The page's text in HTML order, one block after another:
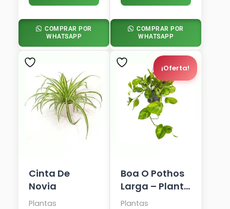
COMPRAR POR
WHATSAPP
COMPRAR POR
WHATSAPP
Cinta De
Novia
Plantas
¡Oferta!
Boa O Pothos
Larga – Planta
Colgante
Plantas
El
Precio
Original
Era:
S/ 65.00.
El
Precio
Actual
Es:
S/ 54.90.